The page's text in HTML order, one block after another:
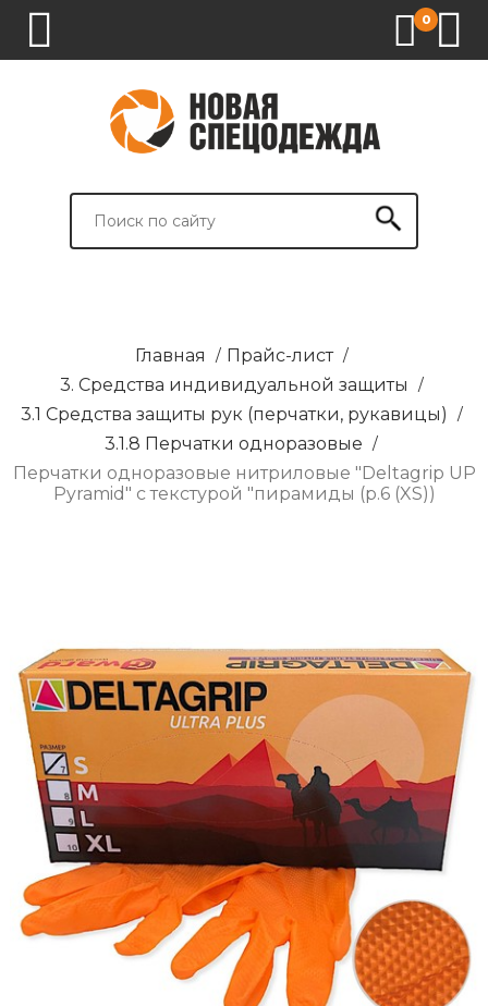
0
СПЕЦОДЕЖДА
СПЕЦОБУВЬ
СРЕДСТВА
ВСПОМОГАТЕЛЬНЫЕ
БРЕНДИРОВАНИЕ
Главная / Прайс-лист /
3. Средства индивидуальной защиты /
3.1 Средства защиты рук (перчатки, рукавицы) /
3.1.8 Перчатки одноразовые /
Перчатки одноразовые нитриловые "Deltagrip UP
Pyramid" с текстурой "пирамиды (р.6 (XS))